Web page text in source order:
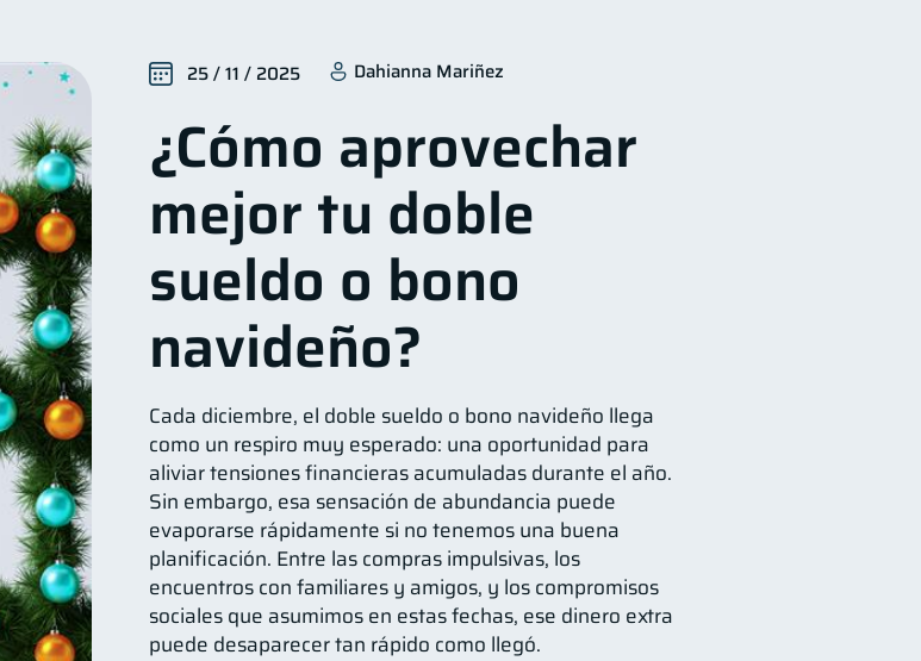
Entidad financiera 8 Préstamos
Ciberseguridad Derechos & Deberes
2 Criptomonedas 2 Cuenta Abandonada 2 Inversiones 2
Finanzas en Pareja 1 Educación Financiera 1
ahorro Retiro Doble sueldo Gasto responsable
25 / 11 / 2025 Dahianna Mariñez
¿Cómo aprovechar
mejor tu doble
sueldo o bono
navideño?
Cada diciembre, el doble sueldo o bono navideño llega
como un respiro muy esperado: una oportunidad para
aliviar tensiones financieras acumuladas durante el año.
Sin embargo, esa sensación de abundancia puede
evaporarse rápidamente si no tenemos una buena
planificación. Entre las compras impulsivas, los
encuentros con familiares y amigos, y los compromisos
sociales que asumimos en estas fechas, ese dinero extra
puede desaparecer tan rápido como llegó.